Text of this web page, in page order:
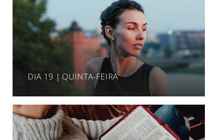
DIA 19 | QUINTA-FEIRA